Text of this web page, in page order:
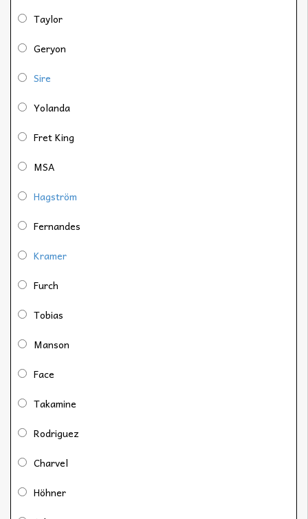
Taylor
Geryon
Sire
Yolanda
Fret King
MSA
Hagström
Fernandes
Kramer
Furch
Tobias
Manson
Face
Takamine
Rodriguez
Charvel
Höhner